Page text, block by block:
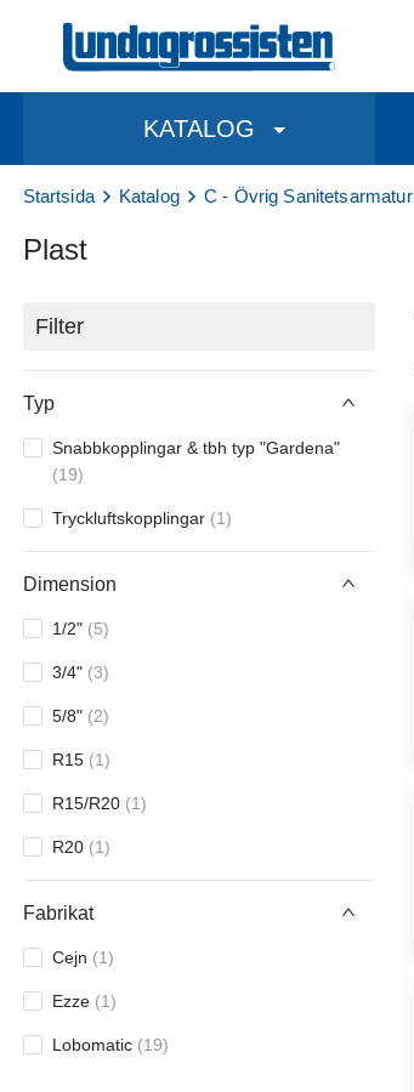
KATALOG
Startsida Katalog C - Övrig Sanitetsarmatur
Plast
Filter
Typ
Snabbkopplingar & tbh typ "Gardena"
(19)
Tryckluftskopplingar (1)
Dimension
1/2" (5)
3/4" (3)
5/8" (2)
R15 (1)
R15/R20 (1)
R20 (1)
Fabrikat
Cejn (1)
Ezze (1)
Lobomatic (19)